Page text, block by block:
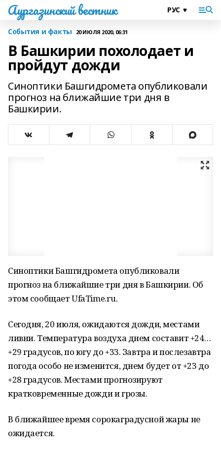
Аургазинский вестник
События и факты 20 ИЮЛЯ 2020, 06:31
В Башкирии похолодает и
пройдут дожди
Синоптики Башгидромета опубликовали
прогноз на ближайшие три дня в
Башкирии.
Синоптики Башгидромета опубликовали
прогноз на ближайшие три дня в Башкирии. Об
этом сообщает UfaTime.ru.
Сегодня, 20 июля, ожидаются дожди, местами
ливни. Температура воздуха днем составит +24…
+29 градусов, по югу до +33. Завтра и послезавтра
погода особо не изменится, днем будет от +23 до
+28 градусов. Местами прогнозируют
кратковременные дожди и грозы.
В ближайшее время сорокаградусной жары не
ожидается.